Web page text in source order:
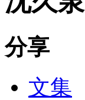
分享
文集